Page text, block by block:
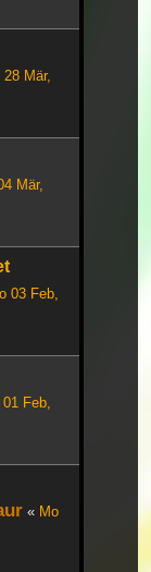
28 Mär,
Mär,
03 Feb,
01 Feb,
« Mo